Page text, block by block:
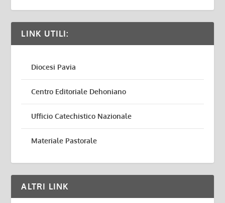
LINK UTILI:
Diocesi Pavia
Centro Editoriale Dehoniano
Ufficio Catechistico Nazionale
Materiale Pastorale
ALTRI LINK